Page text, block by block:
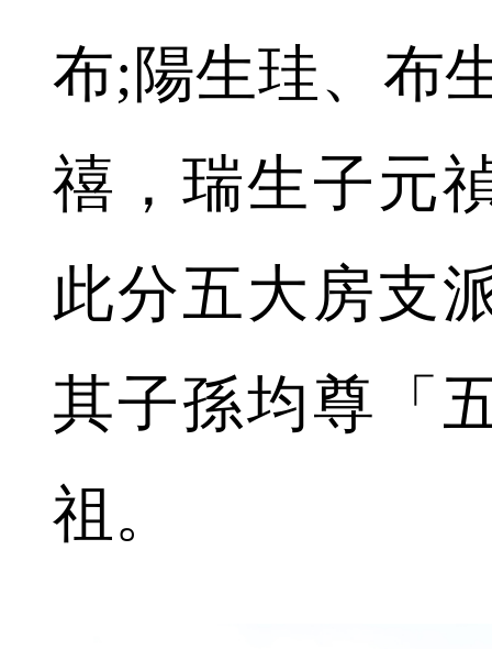
布;陽生珪、布
禧，瑞生子元
此分五大房支
其子孫均尊「
祖。